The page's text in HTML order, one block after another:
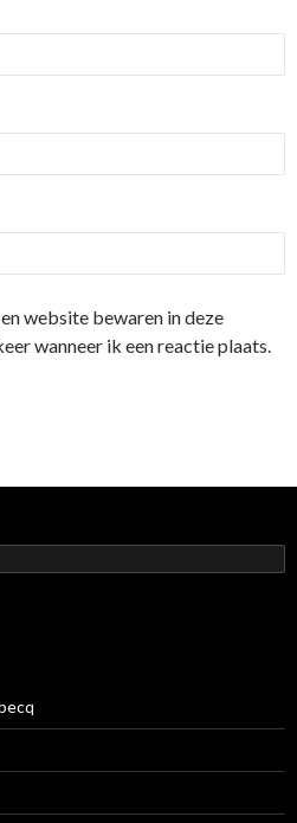
website bewaren in deze
wanneer ik een reactie plaats.